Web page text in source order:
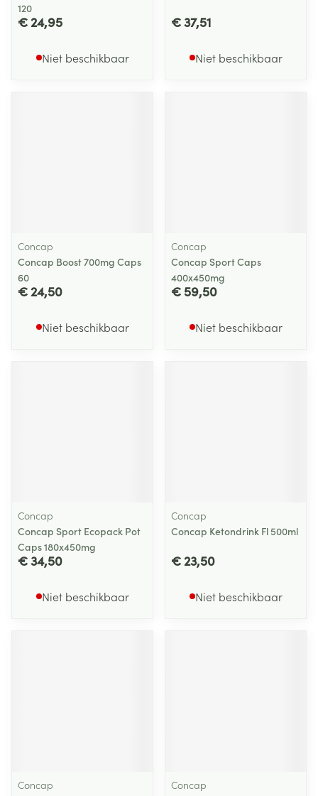
120
€ 24,95
Niet beschikbaar
€ 37,51
Niet beschikbaar
Concap
Concap Boost 700mg Caps
60
€ 24,50
Niet beschikbaar
Concap
Concap Sport Caps
400x450mg
€ 59,50
Niet beschikbaar
Concap
Concap Sport Ecopack Pot
Caps 180x450mg
€ 34,50
Niet beschikbaar
Concap
Concap Ketondrink Fl 500ml
€ 23,50
Niet beschikbaar
Concap
Concap